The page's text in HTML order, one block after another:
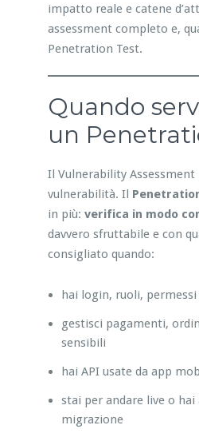
impatto reale e catene
assessment completo e,
Penetration Test.
Quando
un
Il Vulnerability Assessment
vulnerabilità. Il
in più: verifica in modo
davvero sfruttabile e con
consigliato quando:
hai login, ruoli,
gestisci pagamenti,
sensibili
hai API usate da app
stai per andare live o
migrazione